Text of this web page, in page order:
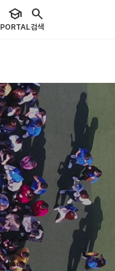
school
PORTAL
search
검색